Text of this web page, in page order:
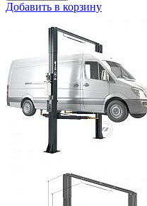
Добавить в корзину